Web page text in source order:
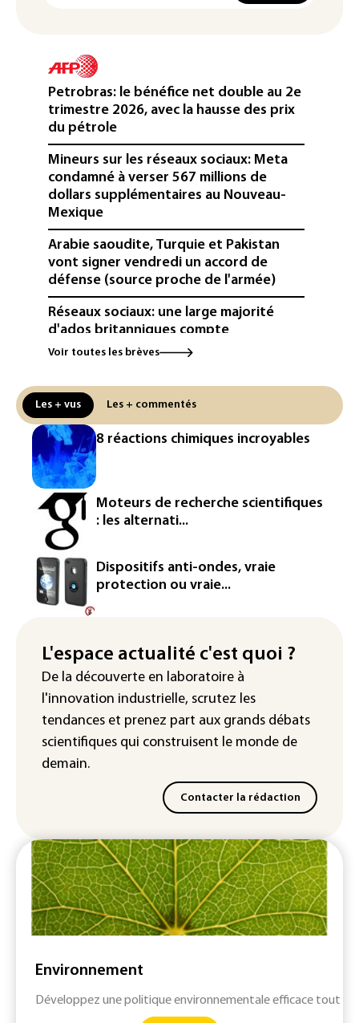
Petrobras: le bénéfice net double au 2e
trimestre 2026, avec la hausse des prix
du pétrole
Mineurs sur les réseaux sociaux: Meta
condamné à verser 567 millions de
dollars supplémentaires au Nouveau-
Mexique
Arabie saoudite, Turquie et Pakistan
vont signer vendredi un accord de
défense (source proche de l'armée)
Réseaux sociaux: une large majorité
d'ados britanniques compte
contourner le couvre-feu (sondage)
un matériau clé dominé par la Chine
Les Etats-Unis veulent contrôler la
production d'un composant des
semiconducteurs et panneaux solaires
Washington étend le contrôle des
réseaux sociaux des étrangers
demandeurs de visas
Rugby: le Stade français victime d'une
cyberattaque
Enquête ouverte après la fuite des
d'Intermarché
La Slovaquie enregistre un record
absolu de 42,2°C (services
météorologiques)
Voir toutes les brèves
Les + vus Les + commentés
8 réactions chimiques incroyables
Moteurs de recherche scientifiques
: les alternati...
Dispositifs anti-ondes, vraie
protection ou vraie...
L'espace actualité c'est quoi ?
De la découverte en laboratoire à
l'innovation industrielle, scrutez les
tendances et prenez part aux grands débats
scientifiques qui construisent le monde de
demain.
Contacter la rédaction
Environnement
Développez une politique environnementale efficace tout